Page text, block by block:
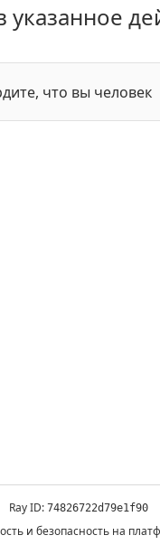
что вы человек
Ray ID: 74826722d79e1f90
и безопасность на